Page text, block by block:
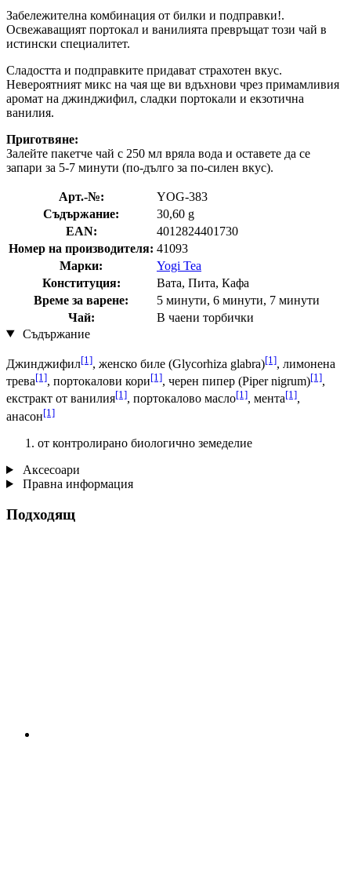
Забележителна комбинация от билки и подправки!.
Освежаващият портокал и ванилията превръщат този чай в
истински специалитет.
Сладостта и подправките придават страхотен вкус.
Невероятният микс на чая ще ви вдъхнови чрез примамливия
аромат на джинджифил, сладки портокали и екзотична
ванилия.
Приготвяне:
Залейте пакетче чай с 250 мл вряла вода и оставете да се
запари за 5-7 минути (по-дълго за по-силен вкус).
Арт.-№:
YOG-383
Съдържание:
30,60 g
EAN:
4012824401730
Номер на производителя: 41093
Марки:
Yogi Tea
Конституция:
Вата, Пита, Кафа
Време за варене:
5 минути, 6 минути, 7 минути
Чай:
В чаени торбички
Съдържание
Джинджифил[1], женско биле (Glycorhiza glabra)[1], лимонена
трева[1], портокалови кори[1], черен пипер (Piper nigrum)[1],
екстракт от ванилия[1], портокалово масло[1], мента[1],
анасон[1]
от контролирано биологично земеделие
Аксесоари
Правна информация
Подходящ